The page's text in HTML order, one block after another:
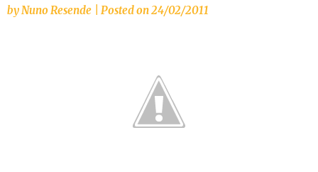
byNuno Resende Posted on24/02/2011